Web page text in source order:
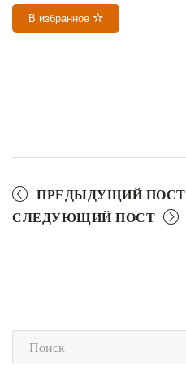
В избранное
ПРЕДЫДУЩИЙ ПОСТ
СЛЕДУЮЩИЙ ПОСТ